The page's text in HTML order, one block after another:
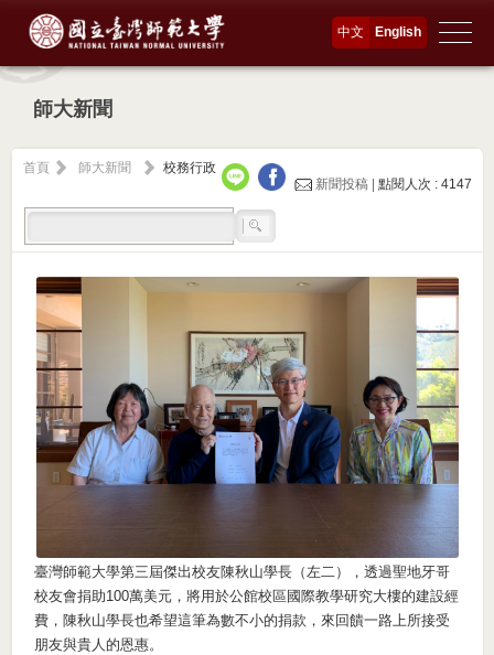
English
中文
師大新聞
首頁 師大新聞
校務行政
新聞投稿 |點閱人次 : 4147
臺灣師範大學第三屆傑出校友陳秋山學長（左二），透過聖地牙哥
校友會捐助100萬美元，將用於公館校區國際教學研究大樓的建設經
費，陳秋山學長也希望這筆為數不小的捐款，來回饋一路上所接受
朋友與貴人的恩惠。